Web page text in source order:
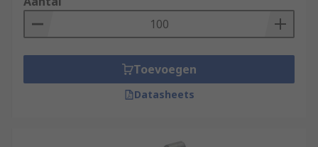
Toevoegen
Datasheets